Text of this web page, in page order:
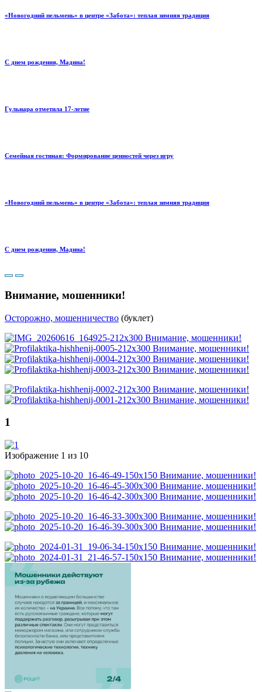
«Новогодний пельмень» в центре «Забота»: теплая зимняя традиция
С днем рождения, Мадина!
Гульнара отметила 17‑летие
Семейная гостиная: Формирование ценностей через игру
«Новогодний пельмень» в центре «Забота»: теплая зимняя традиция
С днем рождения, Мадина!
Внимание, мошенники!
Осторожно, мошенничество (буклет)
1
Изображение 1 из 10